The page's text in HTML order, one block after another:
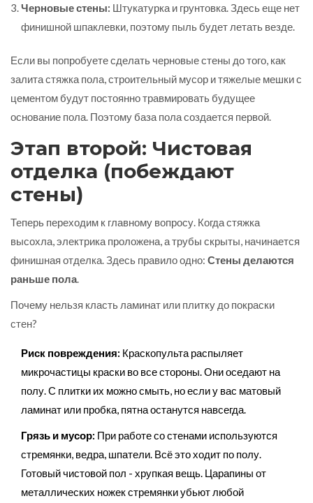
Черновые стены: Штукатурка и грунтовка. Здесь еще нет
финишной шпаклевки, поэтому пыль будет летать везде.
Если вы попробуете сделать черновые стены до того, как
залита стяжка пола, строительный мусор и тяжелые мешки с
цементом будут постоянно травмировать будущее
основание пола. Поэтому база пола создается первой.
Этап второй: Чистовая
отделка (побеждают
стены)
Теперь переходим к главному вопросу. Когда стяжка
высохла, электрика проложена, а трубы скрыты, начинается
финишная отделка. Здесь правило одно: Стены делаются
раньше пола.
Почему нельзя класть ламинат или плитку до покраски
стен?
Риск повреждения: Краскопульта распыляет
микрочастицы краски во все стороны. Они оседают на
полу. С плитки их можно смыть, но если у вас матовый
ламинат или пробка, пятна останутся навсегда.
Грязь и мусор: При работе со стенами используются
стремянки, ведра, шпатели. Всё это ходит по полу.
Готовый чистовой пол - хрупкая вещь. Царапины от
металлических ножек стремянки убьют любой